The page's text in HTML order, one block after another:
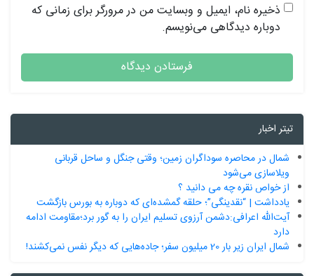
ذخیره نام، ایمیل و وبسایت من در مرورگر برای زمانی که
دوباره دیدگاهی می‌نویسم.
تیتر اخبار
شمال در محاصره سوداگران زمین؛ وقتی جنگل و ساحل قربانی
ویلاسازی می‌شود
از خواص نقره چه می دانید ؟
یادداشت | “نقدینگی”؛ حلقه گمشده‌ای که دوباره به بورس بازگشت
آیت‌الله اعرافی:دشمن آرزوی تسلیم ایران را به گور برد؛مقاومت ادامه
دارد
شمال ایران زیر بار 20 میلیون سفر؛ جاده‌هایی که دیگر نفس نمی‌کشند!